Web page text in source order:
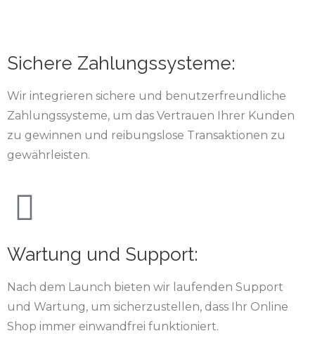
Sichere Zahlungssysteme:
Wir integrieren sichere und benutzerfreundliche
Zahlungssysteme, um das Vertrauen Ihrer Kunden
zu gewinnen und reibungslose Transaktionen zu
gewährleisten.
Wartung und Support:
Nach dem Launch bieten wir laufenden Support
und Wartung, um sicherzustellen, dass Ihr Online
Shop immer einwandfrei funktioniert.